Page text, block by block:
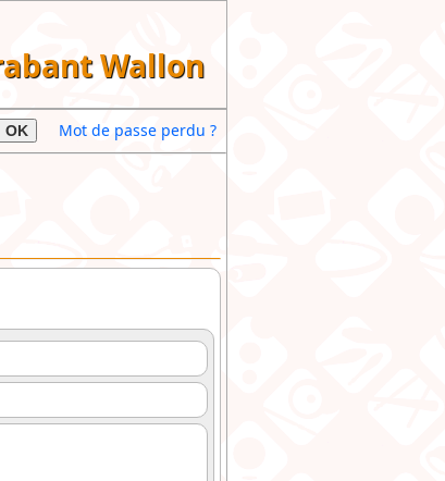
Wallon
OK Mot de passe perdu ?